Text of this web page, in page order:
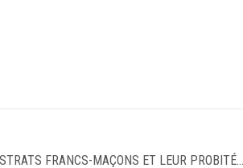
FRANCS-MAÇONS ET LEUR